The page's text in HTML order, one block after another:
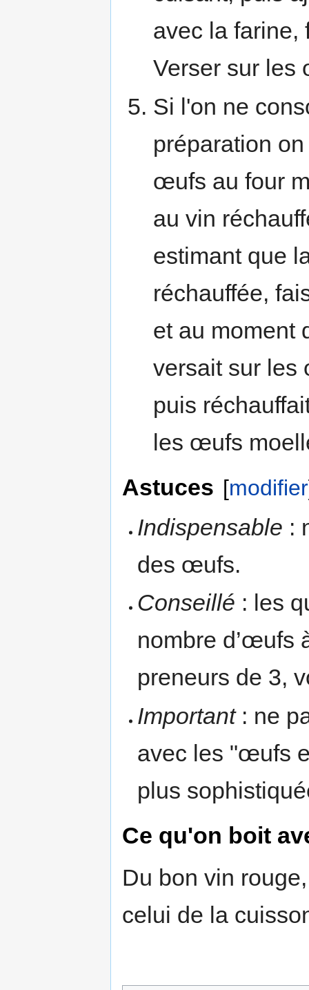
avec la farine,
Verser sur les
Si l'on ne
préparation
œufs au four
au vin
estimant que
réchauffée,
et au moment
versait sur les
puis
les œufs
Astuces [modifier
Indispensable :
des œufs.
Conseillé : les
nombre d’œufs
preneurs de 3,
Important: ne
avec les "œufs
plus
Ce qu'on boit
Du bon vin
celui de la